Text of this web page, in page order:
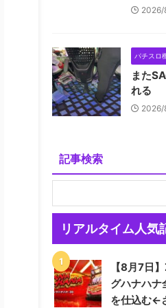
2026/
パチスロ
また
れる
2026/
記事検索
リアルタイム人気
【8月7日
グハナハナ
を仕込む←